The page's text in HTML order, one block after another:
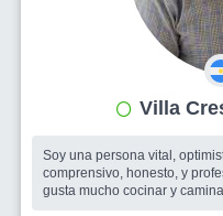
Soy una persona vital,
comprensivo, honesto, y
gusta mucho cocinar y